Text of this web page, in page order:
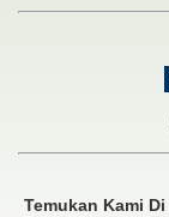
Temukan Kami Di